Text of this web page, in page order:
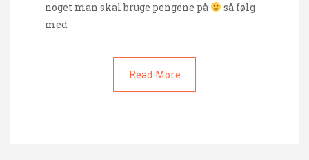
noget man skal bruge pengene på
så følg
med
Read More